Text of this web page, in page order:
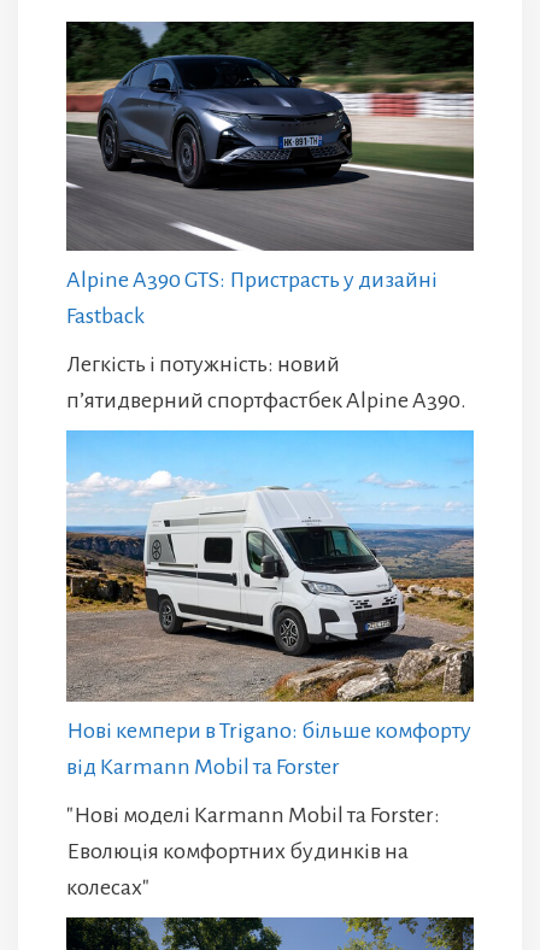
Alpine A390 GTS: Пристрасть у дизайні
Fastback
Легкість і потужність: новий
п’ятидверний спортфастбек Alpine A390.
Нові кемпери в Trigano: більше комфорту
від Karmann Mobil та Forster
"Нові моделі Karmann Mobil та Forster:
Еволюція комфортних будинків на
колесах"